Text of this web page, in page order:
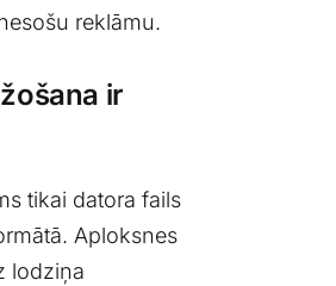
reklāmu.
ir
tikai datora fails
Aploksnes
lodziņa